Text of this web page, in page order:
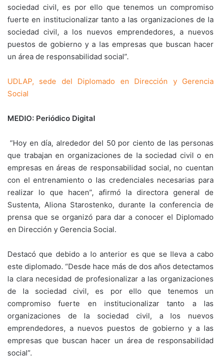
sociedad civil, es por ello que tenemos un compromiso
fuerte en institucionalizar tanto a las organizaciones de la
sociedad civil, a los nuevos emprendedores, a nuevos
puestos de gobierno y a las empresas que buscan hacer
un área de responsabilidad social”.
UDLAP, sede del Diplomado en Dirección y Gerencia
Social
MEDIO: Periódico Digital
“Hoy en día, alrededor del 50 por ciento de las personas
que trabajan en organizaciones de la sociedad civil o en
empresas en áreas de responsabilidad social, no cuentan
con el entrenamiento o las credenciales necesarias para
realizar lo que hacen”, afirmó la directora general de
Sustenta, Aliona Starostenko, durante la conferencia de
prensa que se organizó para dar a conocer el Diplomado
en Dirección y Gerencia Social.
Destacó que debido a lo anterior es que se lleva a cabo
este diplomado. “Desde hace más de dos años detectamos
la clara necesidad de profesionalizar a las organizaciones
de la sociedad civil, es por ello que tenemos un
compromiso fuerte en institucionalizar tanto a las
organizaciones de la sociedad civil, a los nuevos
emprendedores, a nuevos puestos de gobierno y a las
empresas que buscan hacer un área de responsabilidad
social”.